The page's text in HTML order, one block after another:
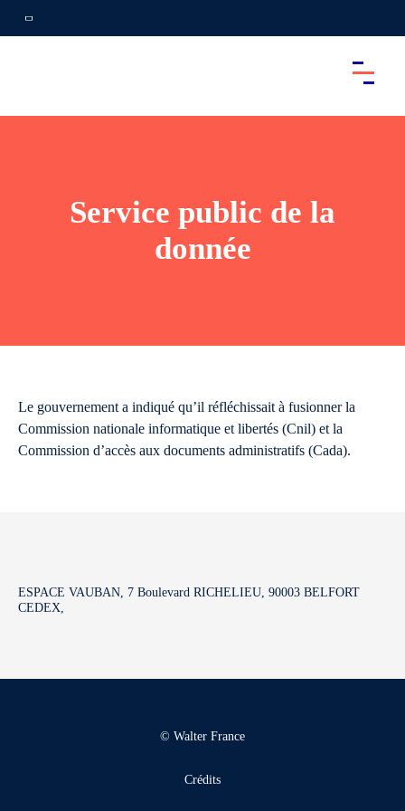
Service public de la
donnée
Le gouvernement a indiqué qu’il réfléchissait à fusionner la
Commission nationale informatique et libertés (Cnil) et la
Commission d’accès aux documents administratifs (Cada).
ESPACE VAUBAN, 7 Boulevard RICHELIEU, 90003 BELFORT
CEDEX,
© Walter France
Crédits